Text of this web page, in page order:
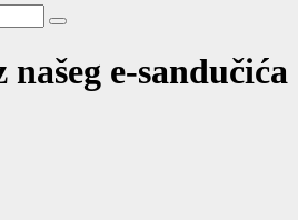
našeg e-sandučića